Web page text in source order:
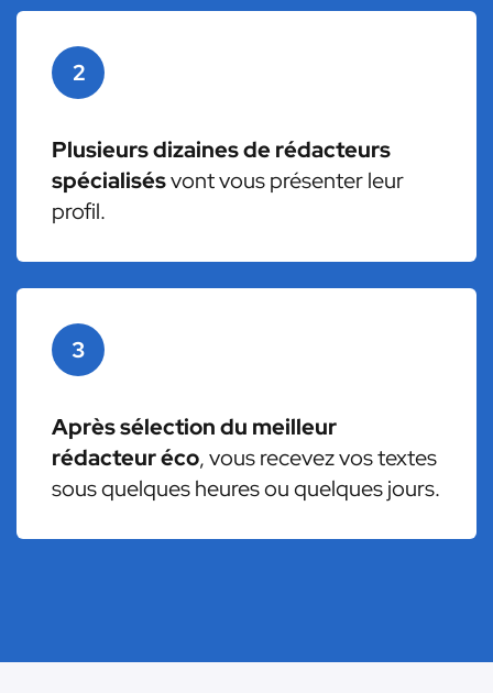
2
Plusieurs dizaines de rédacteurs
spécialisésvont vous présenter leur
profil.
3
Après sélection du meilleur
rédacteur éco, vous recevez vos textes
sous quelques heures ou quelques jours.